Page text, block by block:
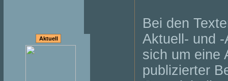
Aktuell
Bei den
Aktuell- und
sich um eine
publizierter